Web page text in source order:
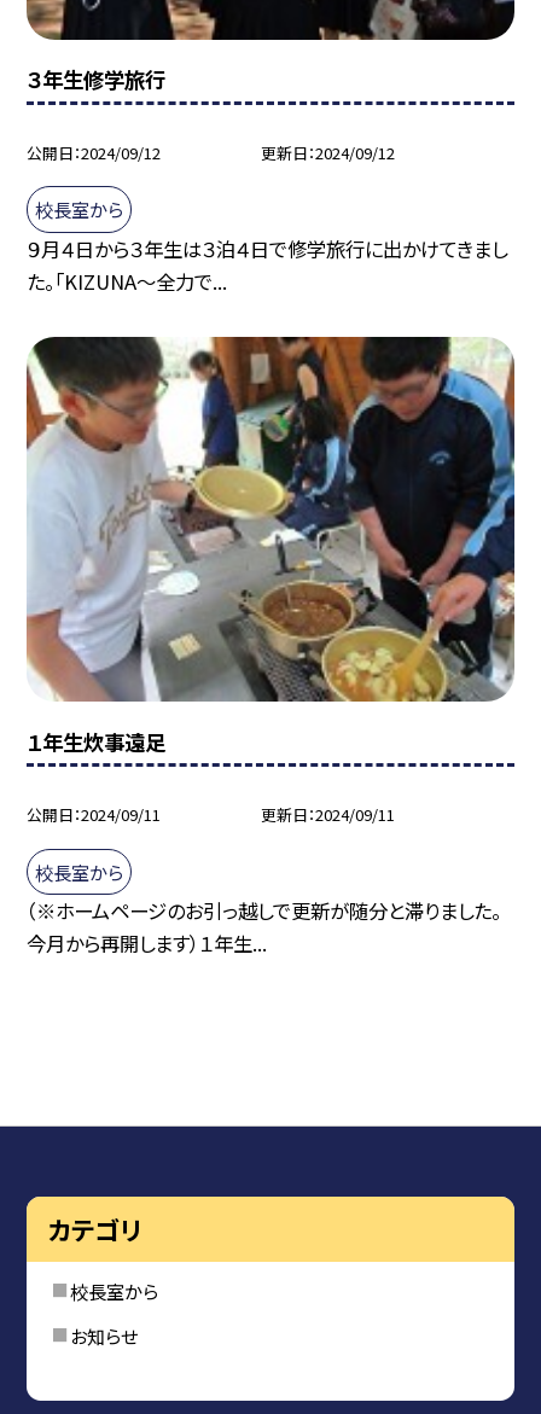
３年生修学旅行
公開日 2024/09/12 更新日 2024/09/12
校長室から
９月４日から３年生は３泊４日で修学旅行に出かけてきまし
た。「KIZUNA～全力で...
１年生炊事遠足
公開日 2024/09/11 更新日 2024/09/11
校長室から
（※ホームページのお引っ越しで更新が随分と滞りました。
今月から再開します）１年生...
カテゴリ
校長室から
お知らせ